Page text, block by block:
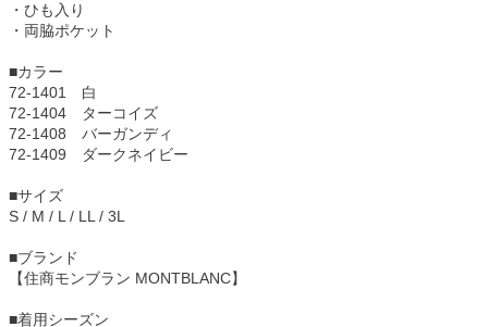
・ひも入り
・両脇ポケット
■カラー
72-1401 白
72-1404 ターコイズ
72-1408 バーガンディ
72-1409 ダークネイビー
■サイズ
S / M / L / LL / 3L
■ブランド
【住商モンブラン MONTBLANC】
■着用シーズン